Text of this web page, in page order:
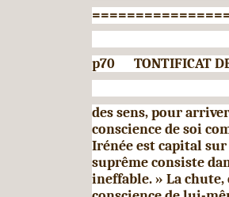
p70 TONTIFICAT
des sens, pour
conscience de soi
Irénée est capital
suprême consiste
ineffable. » La